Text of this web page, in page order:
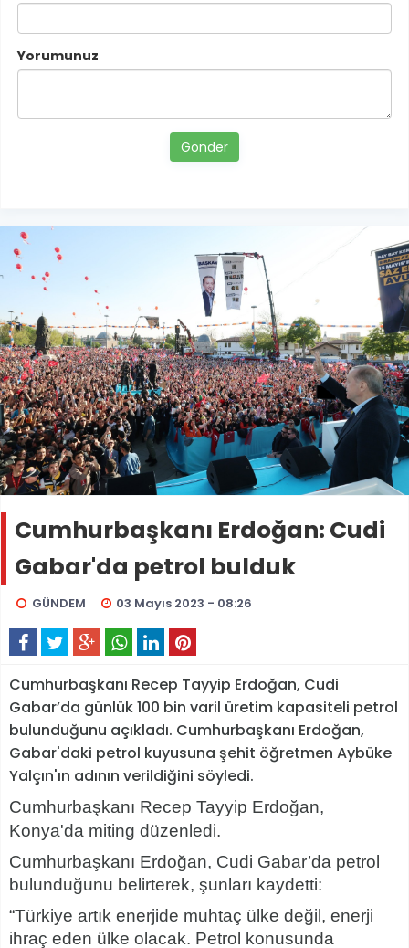
Yorumunuz
Gönder
Cumhurbaşkanı Erdoğan: Cudi
Gabar'da petrol bulduk
GÜNDEM 03 Mayıs 2023 - 08:26
Cumhurbaşkanı Recep Tayyip Erdoğan, Cudi
Gabar’da günlük 100 bin varil üretim kapasiteli petrol
bulunduğunu açıkladı. Cumhurbaşkanı Erdoğan,
Gabar'daki petrol kuyusuna şehit öğretmen Aybüke
Yalçın'ın adının verildiğini söyledi.
Cumhurbaşkanı Recep Tayyip Erdoğan,
Konya'da miting düzenledi.
Cumhurbaşkanı Erdoğan, Cudi Gabar’da petrol
bulunduğunu belirterek, şunları kaydetti:
“Türkiye artık enerjide muhtaç ülke değil, enerji
ihraç eden ülke olacak. Petrol konusunda